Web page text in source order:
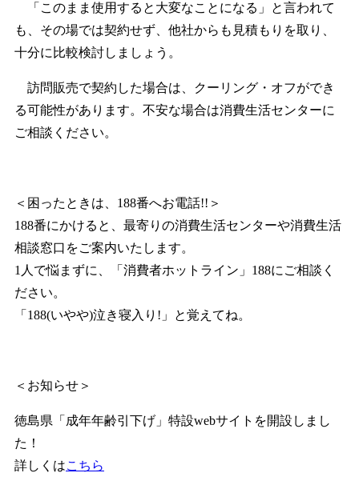
「このまま使用すると大変なことになる」と言われて
も、その場では契約せず、他社からも見積もりを取り、
十分に比較検討しましょう。
訪問販売で契約した場合は、クーリング・オフができ
る可能性があります。不安な場合は消費生活センターに
ご相談ください。
＜困ったときは、188番へお電話!!＞
188番にかけると、最寄りの消費生活センターや消費生活
相談窓口をご案内いたします。
1人で悩まずに、「消費者ホットライン」188にご相談く
ださい。
「188(いやや)泣き寝入り!」と覚えてね。
＜お知らせ＞
徳島県「成年年齢引下げ」特設webサイトを開設しまし
た！
詳しくはこちら